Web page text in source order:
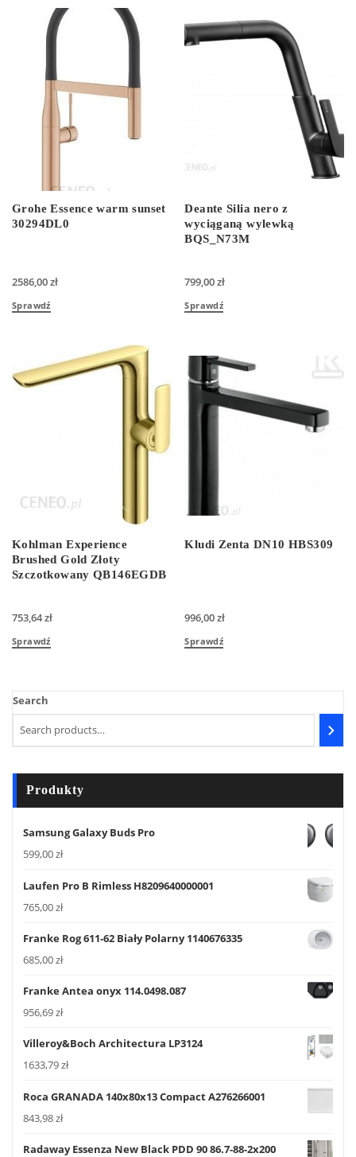
Grohe Essence warm sunset
30294DL0
2586,00zł
Sprawdź
Deante Silia nero z
wyciąganą wylewką
BQS_N73M
799,00zł
Sprawdź
Kohlman Experience
Brushed Gold Złoty
Szczotkowany QB146EGDB
753,64zł
Sprawdź
Kludi Zenta DN10 HBS309
996,00zł
Sprawdź
Search
Produkty
Samsung Galaxy Buds Pro
599,00zł
Laufen Pro B Rimless H8209640000001
765,00zł
Franke Rog 611-62 Biały Polarny 1140676335
685,00zł
Franke Antea onyx 114.0498.087
956,69zł
Villeroy&Boch Architectura LP3124
1633,79zł
Roca GRANADA 140x80x13 Compact A276266001
843,98zł
Radaway Essenza New Black PDD 90 86.7-88-2x200